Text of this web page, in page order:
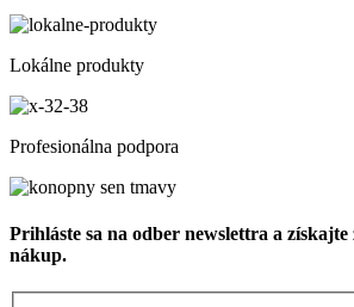
Lokálne produkty
Profesionálna podpora
Prihláste sa na odber newslettra a
nákup.